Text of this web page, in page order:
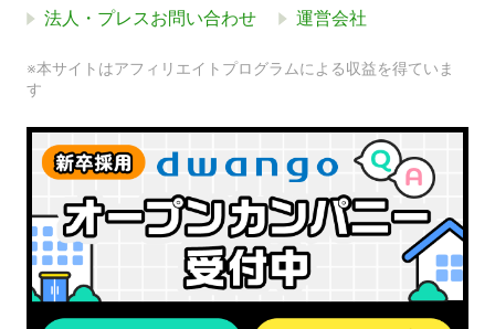
法人・プレスお問い合わせ 運営会社
※本サイトはアフィリエイトプログラムによる収益を得ていま
す